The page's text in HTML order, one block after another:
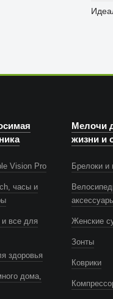
Vision Pro
часы и
все для
здоровья
дома,
Мелочи
жизни и
Брелоки и
Женские
Зонты
Коврики